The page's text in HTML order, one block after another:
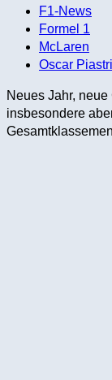
F1-News
Formel 1
McLaren
Oscar Piastri
Neues Jahr,
insbesondere